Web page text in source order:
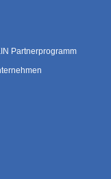
Partnerprogramm